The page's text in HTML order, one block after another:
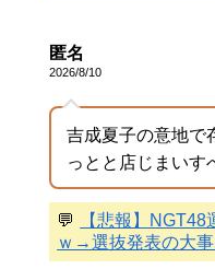
匿名
2026/8/10
吉成夏子の意地で
っとと店じまいす
💬
【悲報】
ｗ→選抜発表の大